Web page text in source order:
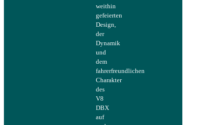
weithin
gefeierten
Design,
der
Dynamik
und
dem
fahrerfreundlichen
Charakter
des
V8
DBX
auf